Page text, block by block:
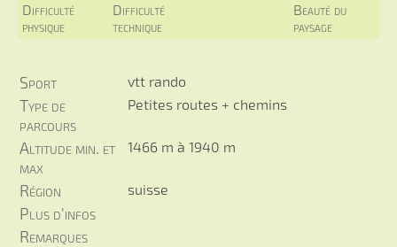
Difficulté
physique
Difficulté
technique
Beauté du
paysage
Sport vtt rando
Type de
parcours
Petites routes + chemins
Altitude min. et
max
1466 m à 1940 m
Région suisse
Plus d'infos
Remarques